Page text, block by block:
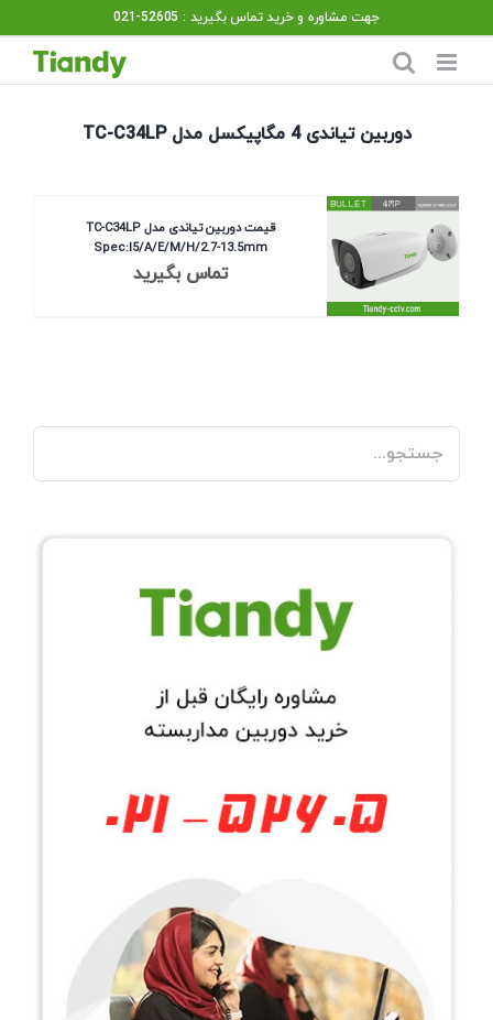
content
جهت مشاوره و خرید تماس بگیرید : 52605-021
دوربین تیاندی 4 مگاپیکسل مدل TC-C34LP
قیمت دوربین تیاندی مدل TC-C34LP
Spec:I5/A/E/M/H/2.7-13.5mm
تماس بگیرید